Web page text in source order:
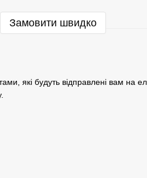
Замовити швидко
які будуть відправлені вам на